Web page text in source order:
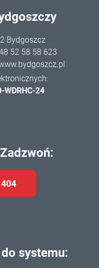
Bydgoszcz
52 58 58 623
24
systemu: